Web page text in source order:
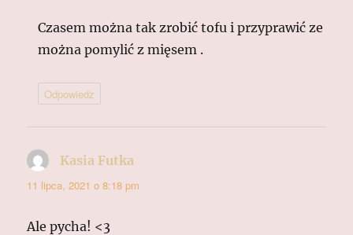
Czasem można tak zrobić tofu i przyprawić ze
można pomylić z mięsem .
Odpowiedz
Kasia Futka
11 lipca, 2021 o 8:18 pm
Ale pycha! <3